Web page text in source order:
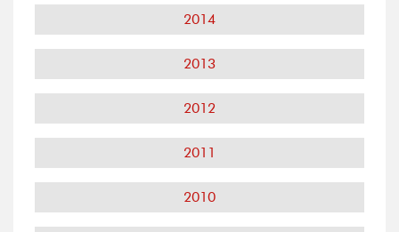
2014
2013
2012
2011
2010